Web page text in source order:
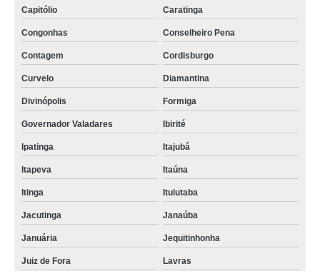
Capitólio Caratinga
Congonhas Conselheiro Pena
Contagem Cordisburgo
Curvelo Diamantina
Divinópolis Formiga
Governador Valadares Ibirité
Ipatinga Itajubá
Itapeva Itaúna
Itinga Ituiutaba
Jacutinga Janaúba
Januária Jequitinhonha
Juiz de Fora Lavras